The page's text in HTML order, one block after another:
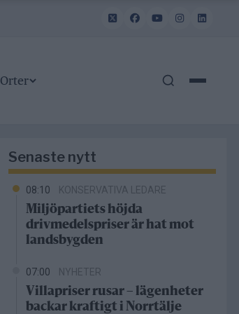
Orter
Senaste nytt
08:10 KONSERVATIVA LEDARE
Miljöpartiets höjda
drivmedelspriser är hat mot
landsbygden
07:00 NYHETER
Villapriser rusar – lägenheter
backar kraftigt i Norrtälje